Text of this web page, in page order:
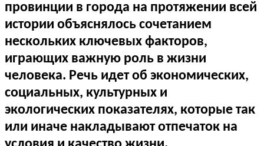
провинции в города на протяжении всей
истории объяснялось сочетанием
нескольких ключевых факторов,
играющих важную роль в жизни
человека. Речь идет об экономических,
социальных, культурных и
экологических показателях, которые так
или иначе накладывают отпечаток на